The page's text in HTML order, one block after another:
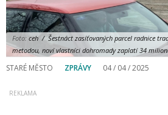
Foto: ceh / Šestnáct zasíťovaných parcel radnice
metodou, noví vlastníci dohromady zaplatí 34
STARÉ MĚSTO ZPRÁVY 04 / 04 / 2025